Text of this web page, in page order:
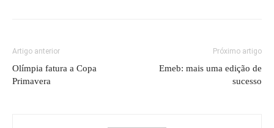
Artigo anterior
Olímpia fatura a Copa
Primavera
Próximo artigo
Emeb: mais uma edição de
sucesso